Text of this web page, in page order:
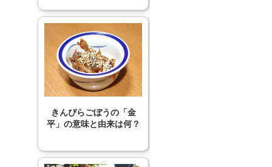
きんぴらごぼうの「金
平」の意味と由来は何？